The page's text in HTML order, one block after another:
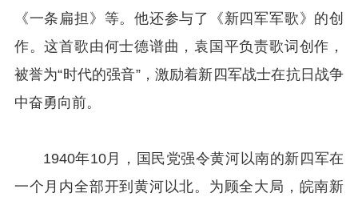
《一条扁担》等。他还参与了《新四军军歌》的创
作。这首歌由何士德谱曲，袁国平负责歌词创作，
被誉为“时代的强音”，激励着新四军战士在抗日战争
中奋勇向前。
1940年10月，国民党强令黄河以南的新四军在
一个月内全部开到黄河以北。为顾全大局，皖南新